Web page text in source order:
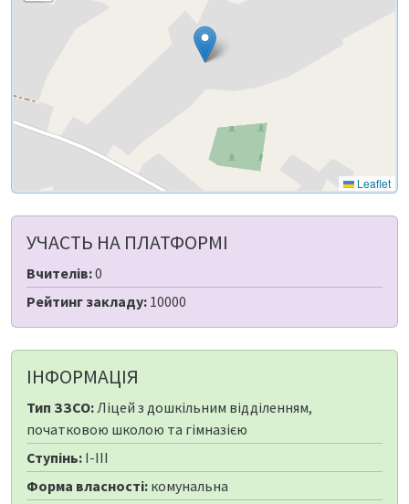
Leaflet
УЧАСТЬ НА ПЛАТФОРМІ
Вчителів:0
Рейтинг закладу: 10000
ІНФОРМАЦІЯ
Тип ЗЗСО:Ліцей з дошкільним відділенням,
початковою школою та гімназією
Ступінь: I-III
Форма власності: комунальна